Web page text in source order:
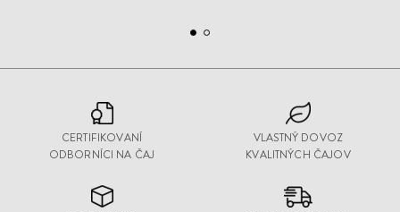
CERTIFIKOVANÍ
ODBORNÍCI NA ČAJ
VLASTNÝ DOVOZ
KVALITNÝCH ČAJOV